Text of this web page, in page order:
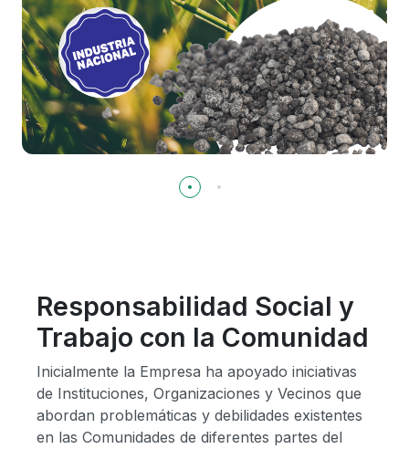
Responsabilidad Social y
Trabajo con la Comunidad
Inicialmente la Empresa ha apoyado iniciativas
de Instituciones, Organizaciones y Vecinos que
abordan problemáticas y debilidades existentes
en las Comunidades de diferentes partes del